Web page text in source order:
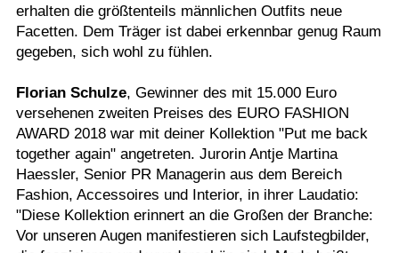
erhalten die größtenteils männlichen Outfits neue
Facetten. Dem Träger ist dabei erkennbar genug Raum
gegeben, sich wohl zu fühlen.
Florian Schulze, Gewinner des mit 15.000 Euro
versehenen zweiten Preises des EURO FASHION
AWARD 2018 war mit deiner Kollektion "Put me back
together again" angetreten. Jurorin Antje Martina
Haessler, Senior PR Managerin aus dem Bereich
Fashion, Accessoires und Interior, in ihrer Laudatio:
"Diese Kollektion erinnert an die Großen der Branche:
Vor unseren Augen manifestieren sich Laufstegbilder,